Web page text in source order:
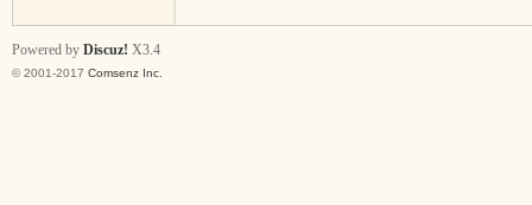
Powered by Discuz! X3.4
© 2001-2017 Comsenz Inc.